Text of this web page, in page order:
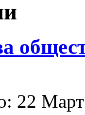
22